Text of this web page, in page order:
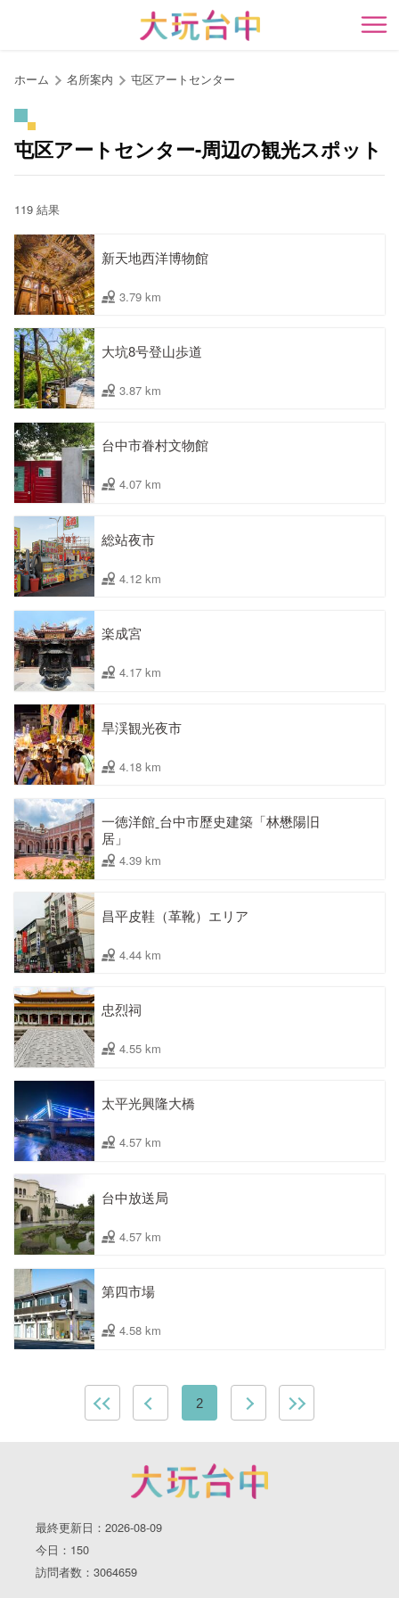
開
ホーム 名所案内 屯区アートセンター
屯区アートセンター-周辺の観光スポット
119 結果
新天地西洋博物館
3.79 km
大坑8号登山歩道
3.87 km
台中市眷村文物館
4.07 km
総站夜市
4.12 km
楽成宮
4.17 km
旱渓観光夜市
4.18 km
一徳洋館ˍ台中市歷史建築「林懋陽旧
居」
4.39 km
昌平皮鞋（革靴）エリア
4.44 km
忠烈祠
4.55 km
太平光興隆大橋
4.57 km
台中放送局
4.57 km
第四市場
4.58 km
2
最終更新日：2026-08-09
今日：150
訪問者数：3064659